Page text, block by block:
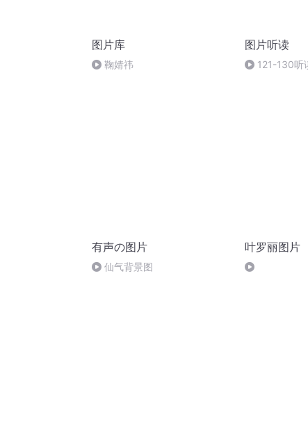
图片库
鞠婧祎
图片听读
121-130听
有声の图片
仙气背景图
叶罗丽图片